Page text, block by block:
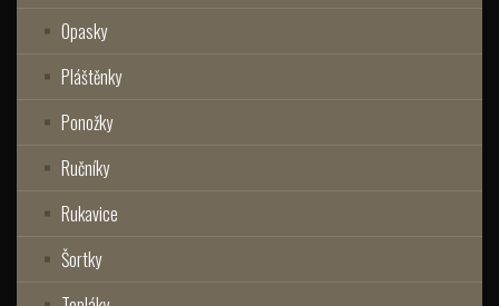
Opasky
Pláštěnky
Ponožky
Ručníky
Rukavice
Šortky